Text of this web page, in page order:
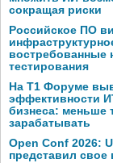
сокращая риски
Российское ПО
востребованные
тестирования
На Т1 Форуме
эффективности
бизнеса: меньше
зарабатывать
Open Conf 2026:
представил свое